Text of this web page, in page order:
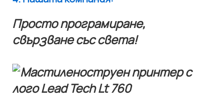
Просто програмиране,
свързване със света!